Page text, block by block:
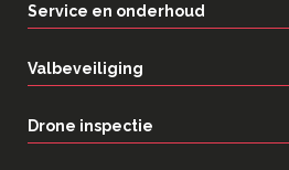
Service en onderhoud
Valbeveiliging
Drone inspectie